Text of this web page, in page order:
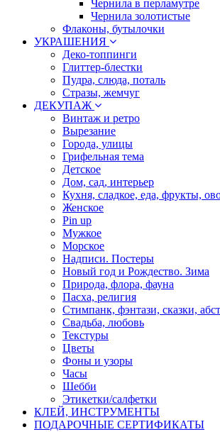
Чернила в перламутре
Чернила золотистые
Флаконы, бутылочки
УКРАШЕНИЯ
Деко-топпинги
Глиттер-блестки
Пудра, слюда, поталь
Стразы, жемчуг
ДЕКУПАЖ
Винтаж и ретро
Вырезание
Города, улицы
Грифельная тема
Детское
Дом, сад, интерьер
Кухня, сладкое, еда, фрукты,
Женское
Pin up
Мужкое
Морское
Надписи. Постеры
Новый год и Рождество. Зима
Природа, флора, фауна
Пасха, религия
Стимпанк, фэнтази, сказки,
Свадьба, любовь
Текстуры
Цветы
Фоны и узоры
Часы
Шебби
Этикетки/салфетки
КЛЕЙ, ИНСТРУМЕНТЫ
ПОДАРОЧНЫЕ СЕРТИФИКАТЫ